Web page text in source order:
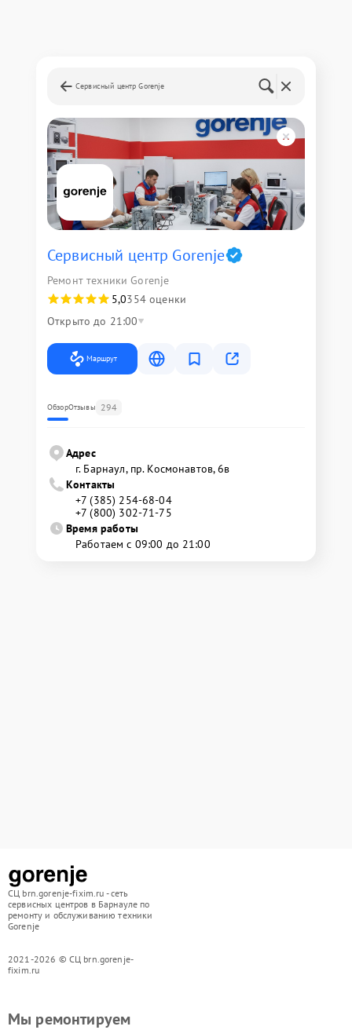
Сервисный центр Gorenje
Сервисный центр Gorenje
Ремонт техники Gorenje
5,0354 оценки
Открыто до 21:00
Маршрут
ОбзорОтзывы 294
Адрес
г. Барнаул, ​пр. Космонавтов, 6в
Контакты
+7 (385) 254-68-04
+7 (800) 302-71-75
Время работы
Работаем с 09:00 до 21:00
СЦ brn.gorenje-fixim.ru - сеть
сервисных центров в Барнауле по
ремонту и обслуживанию техники
Gorenje
2021-2026 © СЦ brn.gorenje-
fixim.ru
Мы ремонтируем